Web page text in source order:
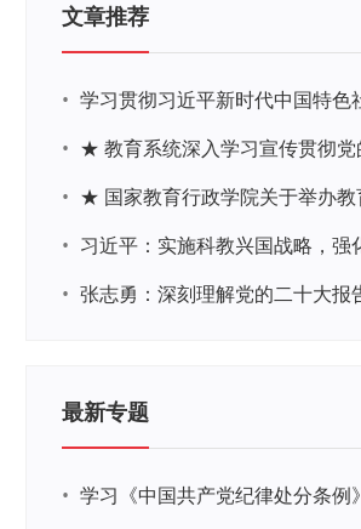
文章推荐
•
•
•
•
•
最新专题
• 学习《中国共产党纪律处分条例》